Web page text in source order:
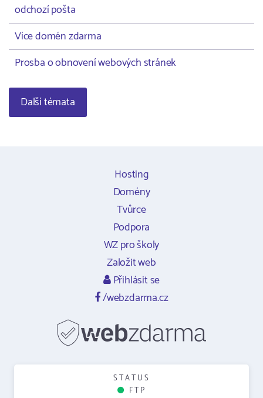
odchozí pošta
Více domén zdarma
Prosba o obnovení webových stránek
Další témata
Hosting
Domény
Tvůrce
Podpora
WZ pro školy
Založit web
Přihlásit se
/webzdarma.cz
STATUS
FTP